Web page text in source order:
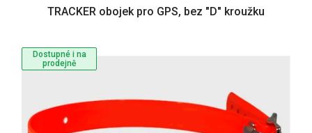
Dostupné i na
prodejně
TRACKER obojek pro GPS, bez "D" kroužku